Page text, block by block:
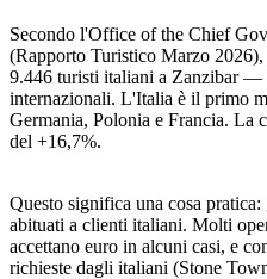
Secondo l'Office of the Chief
(Rapporto Turistico Marzo
9.446 turisti italiani a Zanzibar
internazionali. L'Italia è il primo
Germania, Polonia e Francia. La
del +16,7%.
Questo significa una cosa
abituati a clienti italiani. Molti
accettano euro in alcuni casi, e
richieste dagli italiani (Stone